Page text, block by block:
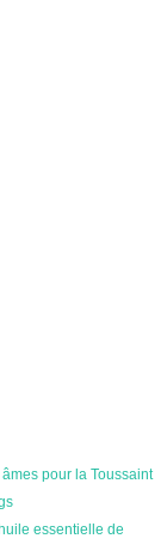
pour la Toussaint
essentielle de